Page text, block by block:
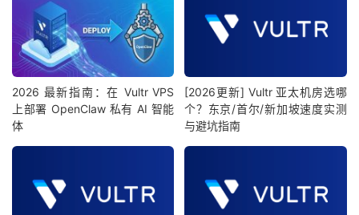
吉
林
联
通
5 0%
林
动
2026 最新指南：在 Vultr VPS
上部署 OpenClaw 私有 AI 智能
体
[2026更新] Vultr 亚太机房选哪
个？东京/首尔/新加坡速度实测
与避坑指南